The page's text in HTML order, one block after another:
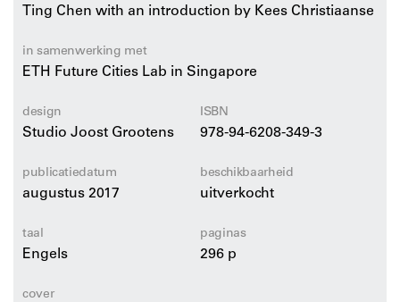
gedeeltelijk marktgestuurde SOE’s de positie
landschap.
het functioneren van verschillende staatsbedrijven op
het gebied van de stedenbouw, maar ook evalueert hij
staatsbedrijven geïnitieerde gebiedstransformaties. Het
stedelijk hart van de grotendeels door staatsbedrijven
hierbij als praktijkvoorbeeld.
Ting Chen with an introduction by Kees Christiaanse
in samenwerking met
ETH Future Cities Lab in Singapore
design
Studio Joost Grootens
ISBN
978-94-6208-349-3
publicatiedatum
augustus 2017
beschikbaarheid
uitverkocht
taal
Engels
paginas
296 p
cover